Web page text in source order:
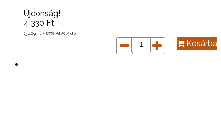
Újdonság!
4 330 Ft
(3 409 Ft + 27% ÁFA) / db
Kosárba